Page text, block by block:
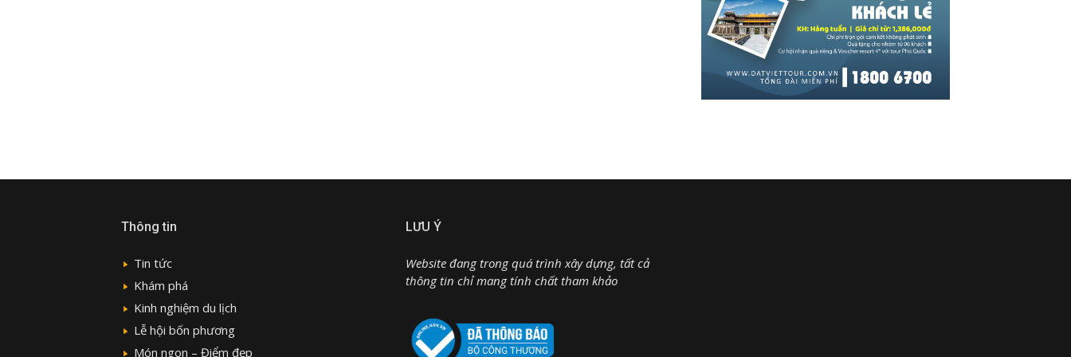
Thông tin
Tin tức
Khám phá
Kinh nghiệm du lịch
Lễ hội bốn phương
Món ngon – Điểm đẹp
LƯU Ý
Website đang trong quá trình xây dựng, tất cả
thông tin chỉ mang tính chất tham khảo